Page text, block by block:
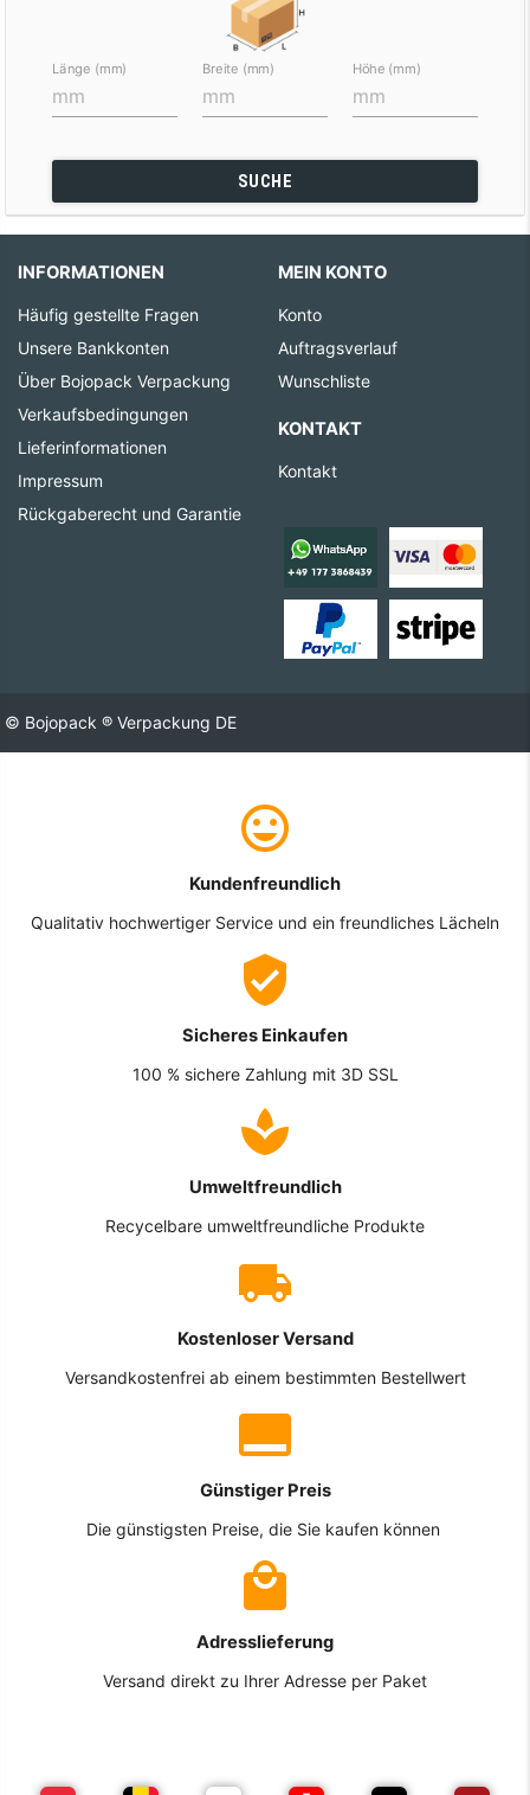
Länge (mm) Breite (mm) Höhe (mm)
SUCHE
INFORMATIONEN
Häufig gestellte Fragen
Unsere Bankkonten
Über Bojopack Verpackung
Verkaufsbedingungen
Lieferinformationen
Impressum
Rückgaberecht und Garantie
MEIN KONTO
Konto
Auftragsverlauf
Wunschliste
KONTAKT
Kontakt
© Bojopack ® Verpackung DE
Kundenfreundlich
Qualitativ hochwertiger Service und ein freundliches Lächeln
Sicheres Einkaufen
100 % sichere Zahlung mit 3D SSL
Umweltfreundlich
Recycelbare umweltfreundliche Produkte
Kostenloser Versand
Versandkostenfrei ab einem bestimmten Bestellwert
Günstiger Preis
Die günstigsten Preise, die Sie kaufen können
Adresslieferung
Versand direkt zu Ihrer Adresse per Paket